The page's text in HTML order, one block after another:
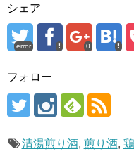
シェア
error 0
フォロー
清湯煎り酒, 煎り酒,